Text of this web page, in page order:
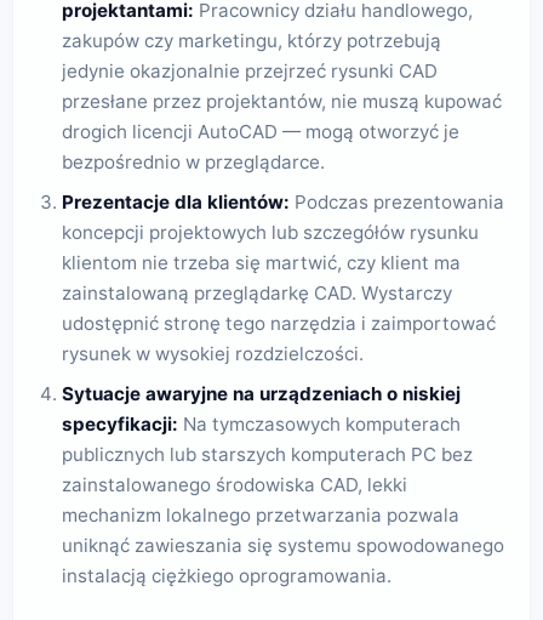
projektantami: Pracownicy działu handlowego,
zakupów czy marketingu, którzy potrzebują
jedynie okazjonalnie przejrzeć rysunki CAD
przesłane przez projektantów, nie muszą kupować
drogich licencji AutoCAD — mogą otworzyć je
bezpośrednio w przeglądarce.
Prezentacje dla klientów: Podczas prezentowania
koncepcji projektowych lub szczegółów rysunku
klientom nie trzeba się martwić, czy klient ma
zainstalowaną przeglądarkę CAD. Wystarczy
udostępnić stronę tego narzędzia i zaimportować
rysunek w wysokiej rozdzielczości.
Sytuacje awaryjne na urządzeniach o niskiej
specyfikacji: Na tymczasowych komputerach
publicznych lub starszych komputerach PC bez
zainstalowanego środowiska CAD, lekki
mechanizm lokalnego przetwarzania pozwala
uniknąć zawieszania się systemu spowodowanego
instalacją ciężkiego oprogramowania.